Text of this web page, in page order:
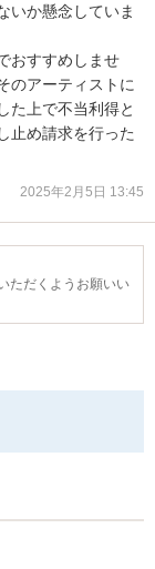
いか懸念していま
おすすめしませ
のアーティストに
た上で不当利得と
止め請求を行った
2025年2月5日 13:45
ただくようお願いい